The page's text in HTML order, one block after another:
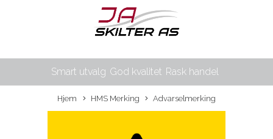
Smart utvalg God kvalitet Rask handel
Hjem HMS Merking Advarselmerking